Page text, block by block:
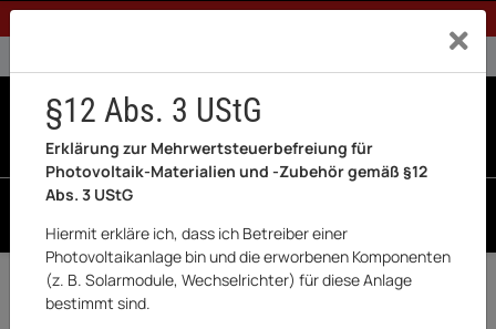
1% Rabatt bei Banküberweisung (Privatkunden)Exklusiv
Zurück HVS+
§12 Abs. 3 UStG
Erklärung zur Mehrwertsteuerbefreiung für
Photovoltaik-Materialien und -Zubehör gemäß §12
Abs. 3 UStG
Hiermit erkläre ich, dass ich Betreiber einer
Photovoltaikanlage bin und die erworbenen Komponenten
(z. B. Solarmodule, Wechselrichter) für diese Anlage
bestimmt sind.